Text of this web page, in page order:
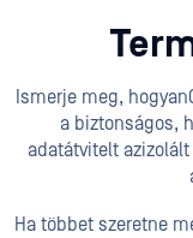
Ismerje meg,
a biztonságos,
adatátvitelt az
Ha többet szeretne